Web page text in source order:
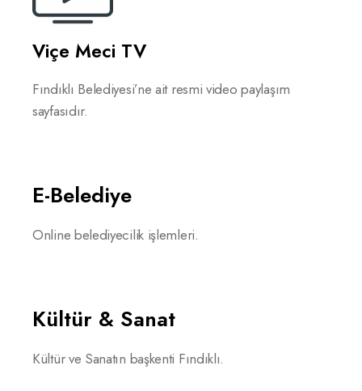
Viçe Meci TV
Fındıklı Belediyesi’ne ait resmi video paylaşım
sayfasıdır.
E-Belediye
Online belediyecilik işlemleri.
Kültür & Sanat
Kültür ve Sanatın başkenti Fındıklı.